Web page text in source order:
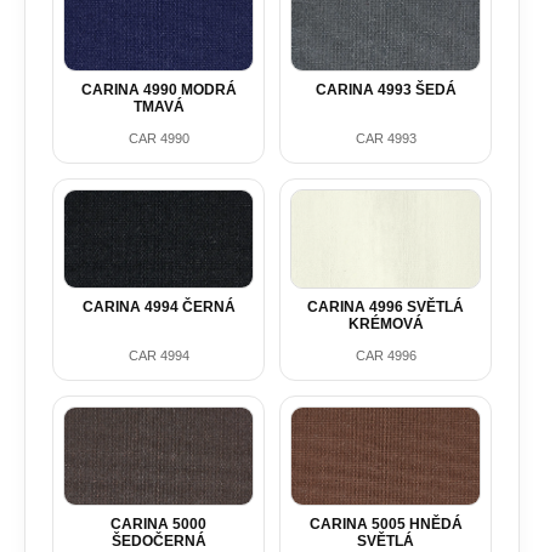
CARINA 4990 MODRÁ
TMAVÁ
CAR 4990
CARINA 4993 ŠEDÁ
CAR 4993
CARINA 4994 ČERNÁ
CAR 4994
CARINA 4996 SVĚTLÁ
KRÉMOVÁ
CAR 4996
CARINA 5000
ŠEDOČERNÁ
CARINA 5005 HNĚDÁ
SVĚTLÁ